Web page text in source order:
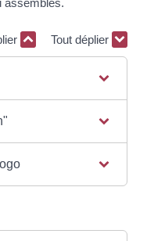
Tout déplier